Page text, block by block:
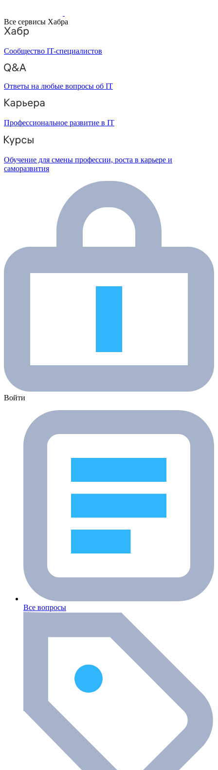
Все сервисы Хабра
Сообщество IT-специалистов
Ответы на любые вопросы об IT
Профессиональное развитие в IT
Обучение для смены профессии, роста в карьере и
саморазвития
Войти
Все вопросы